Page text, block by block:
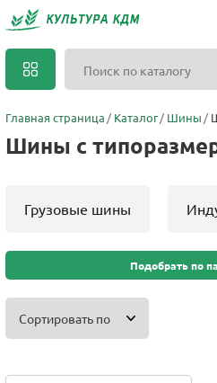
Главная страница Каталог Шины
Шины с
Грузовые шины
Подобрать по
Сортировать по